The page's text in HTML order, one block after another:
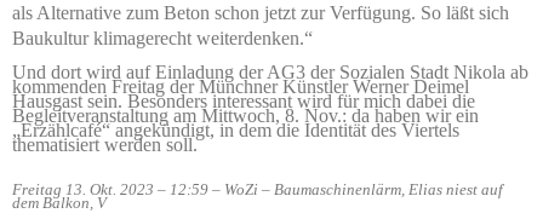
als Alternative zum Beton schon jetzt zur Verfügung. So läßt sich
Baukultur klimagerecht weiterdenken.“
Und dort wird auf Einladung der AG3 der Sozialen Stadt Nikola ab
kommenden Freitag der Münchner Künstler Werner Deimel
Hausgast sein. Besonders interessant wird für mich dabei die
Begleitveranstaltung am Mittwoch, 8. Nov.: da haben wir ein
„Erzählcafé“ angekündigt, in dem die Identität des Viertels
thematisiert werden soll.
Freitag 13. Okt. 2023 – 12:59 – WoZi – Baumaschinenlärm, Elias niest auf
dem Balkon, V